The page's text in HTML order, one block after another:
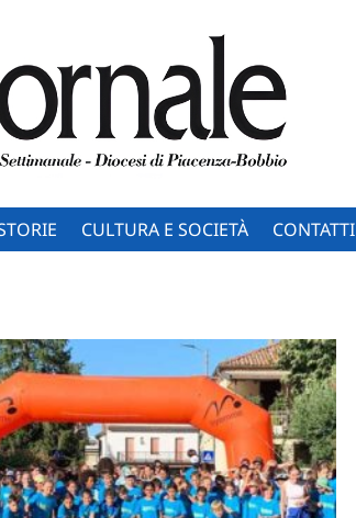
CULTURA E SOCIETÀ CONTATTI